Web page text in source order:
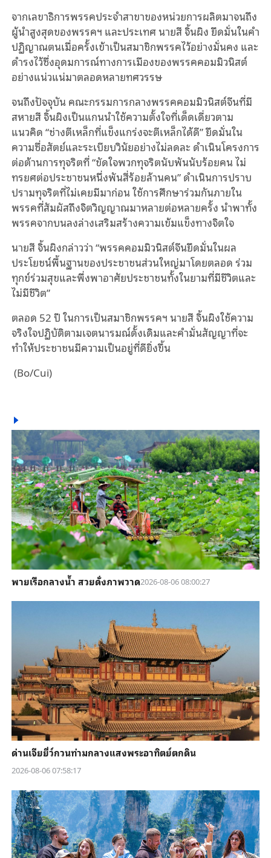
จากเลขาธิการพรรคประจำสาขาของหน่วยการผลิตมาจนถึง
ผู้นำสูงสุดของพรรคฯ และประเทศ นายสี จิ้นผิง ยึดมั่นในคำ
ปฏิญาณตนเมื่อครั้งเข้าเป็นสมาชิกพรรคไว้อย่างมั่นคง และ
ดำรงไว้ซึ่งอุดมการณ์ทางการเมืองของพรรคคอมมิวนิสต์
อย่างแน่วแน่มาตลอดหลายทศวรรษ
จนถึงปัจจุบัน คณะกรรมการกลางพรรคคอมมิวนิสต์จีนที่มี
สหายสี จิ้นผิงเป็นแกนนำใช้ความตั้งใจที่เด็ดเดี่ยวตาม
แนวคิด “ช่างตีเหล็กที่แข็งแกร่งจะตีเหล็กได้ดี” ยึดมั่นใน
ความซื่อสัตย์และระเบียบวินัยอย่างไม่ลดละ ดำเนินโครงการ
ต่อต้านการทุจริตที่ “ขัดใจพวกทุจริตนับพันนับร้อยคน ไม่
ทรยศต่อประชาชนหนึ่งพันสี่ร้อยล้านคน” ดำเนินการปราบ
ปรามทุจริตที่ไม่เคยมีมาก่อน ใช้การศึกษาร่วมกันภายใน
พรรคที่สัมผัสถึงจิตวิญญาณมาหลายต่อหลายครั้ง นำพาทั้ง
พรรคจากบนลงล่างเสริมสร้างความเข้มแข็งทางจิตใจ
นายสี จิ้นผิงกล่าวว่า “พรรคคอมมิวนิสต์จีนยึดมั่นในผล
ประโยชน์พื้นฐานของประชาชนส่วนใหญ่มาโดยตลอด ร่วม
ทุกข์ร่วมสุขและพึ่งพาอาศัยประชาชนทั้งในยามที่มีชีวิตและ
ไม่มีชีวิต”
ตลอด 52 ปี ในการเป็นสมาชิกพรรคฯ นายสี จิ้นผิงใช้ความ
จริงใจปฏิบัติตามเจตนารมณ์ดั้งเดิมและคำมั่นสัญญาที่จะ
ทำให้ประชาชนมีความเป็นอยู่ที่ดียิ่งขึ้น
(Bo/Cui)
พายเรือกลางน้ำ สวยดั่งภาพวาด2026-08-06 08:00:27
ด่านเจียยี่ว์กวนท่ามกลางแสงพระอาทิตย์ตกดิน
2026-08-06 07:58:17